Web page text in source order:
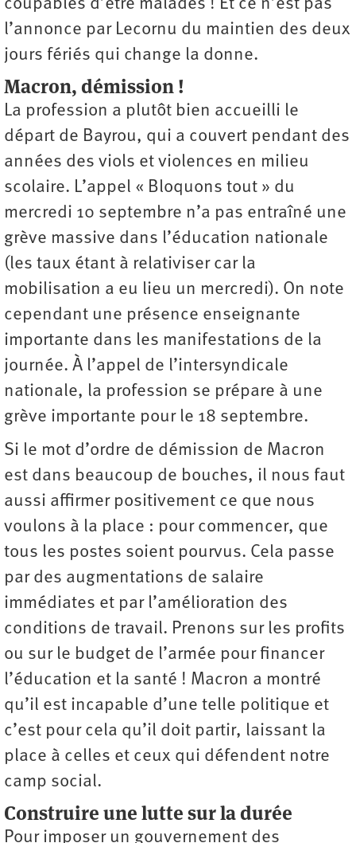
coupables d’être malades ! Et ce n’est pas
l’annonce par Lecornu du maintien des deux
jours fériés qui change la donne.
Macron, démission !
La profession a plutôt bien accueilli le
départ de Bayrou, qui a couvert pendant des
années des viols et violences en milieu
scolaire. L’appel « Bloquons tout » du
mercredi 10 septembre n’a pas entraîné une
grève massive dans l’éducation nationale
(les taux étant à relativiser car la
mobilisation a eu lieu un mercredi). On note
cependant une présence enseignante
importante dans les manifestations de la
journée. À l’appel de l’intersyndicale
nationale, la profession se prépare à une
grève importante pour le 18 septembre.
Si le mot d’ordre de démission de Macron
est dans beaucoup de bouches, il nous faut
aussi affirmer positivement ce que nous
voulons à la place : pour commencer, que
tous les postes soient pourvus. Cela passe
par des augmentations de salaire
immédiates et par l’amélioration des
conditions de travail. Prenons sur les profits
ou sur le budget de l’armée pour financer
l’éducation et la santé ! Macron a montré
qu’il est incapable d’une telle politique et
c’est pour cela qu’il doit partir, laissant la
place à celles et ceux qui défendent notre
camp social.
Construire une lutte sur la durée
Pour imposer un gouvernement des